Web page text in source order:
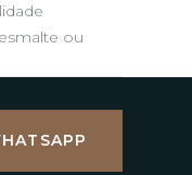
ou